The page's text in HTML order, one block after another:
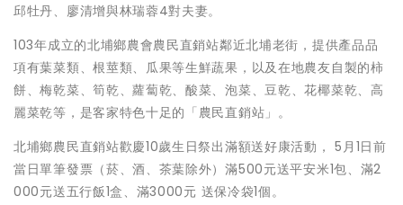
邱牡丹、廖清增與林瑞蓉4對夫妻。
103年成立的北埔鄉農會農民直銷站鄰近北埔老街，提供產品品
項有葉菜類、根莖類、瓜果等生鮮蔬果，以及在地農友自製的柿
餅、梅乾菜、筍乾、蘿蔔乾、酸菜、泡菜、豆乾、花椰菜乾、高
麗菜乾等，是客家特色十足的「農民直銷站」。
北埔鄉農民直銷站歡慶10歲生日祭出滿額送好康活動， 5月1日前
當日單筆發票（菸、酒、茶葉除外）滿500元送平安米1包、滿2
000元送五行飯1盒、滿3000元 送保冷袋1個。